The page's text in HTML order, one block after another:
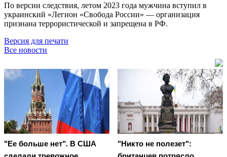
По версии следствия, летом 2023 года мужчина вступил в
украинский «Легион «Свобода России» — организация
признана террористической и запрещена в РФ.
Версия для печати
Все новости
"Ее больше нет". В США
"Никто не полезет":